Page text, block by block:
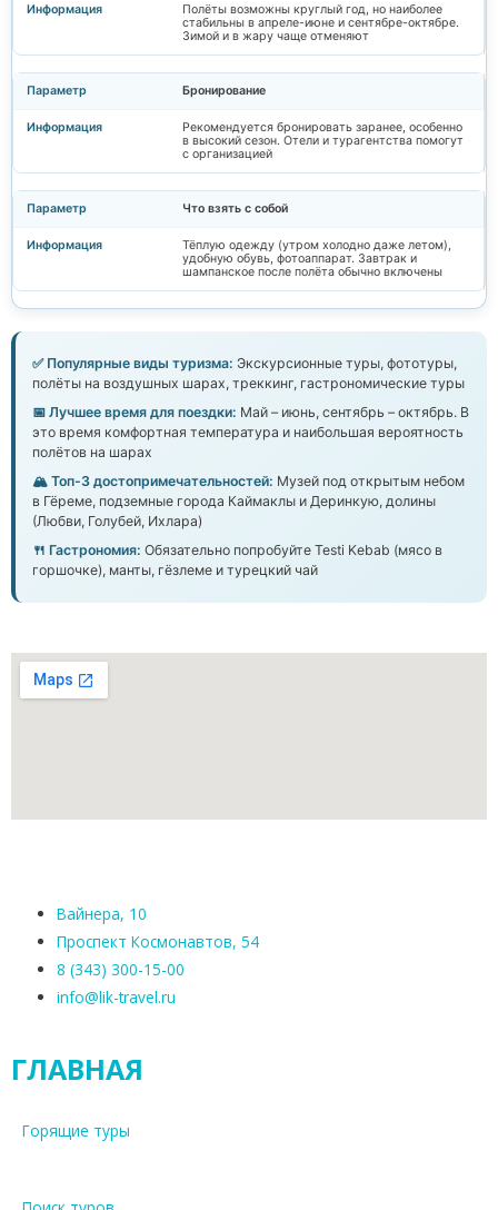
Полёты возможны круглый год, но наиболее
стабильны в апреле-июне и сентябре-октябре.
Зимой и в жару чаще отменяют
Бронирование
Рекомендуется бронировать заранее, особенно
в высокий сезон. Отели и турагентства помогут
с организацией
Что взять с собой
Тёплую одежду (утром холодно даже летом),
удобную обувь, фотоаппарат. Завтрак и
шампанское после полёта обычно включены
✅ Популярные виды туризма: Экскурсионные туры, фототуры,
полёты на воздушных шарах, треккинг, гастрономические туры
📅 Лучшее время для поездки: Май – июнь, сентябрь – октябрь. В
это время комфортная температура и наибольшая вероятность
полётов на шарах
🏔️ Топ-3 достопримечательностей: Музей под открытым небом
в Гёреме, подземные города Каймаклы и Деринкую, долины
(Любви, Голубей, Ихлара)
🍴 Гастрономия: Обязательно попробуйте Testi Kebab (мясо в
горшочке), манты, гёзлеме и турецкий чай
Вайнера, 10
Проспект Космонавтов, 54
8 (343) 300-15-00
info@lik-travel.ru
ГЛАВНАЯ
Горящие туры